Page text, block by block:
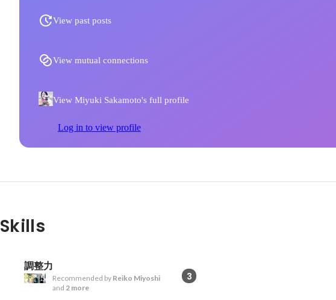
View past posts
View mutual connections
View Miyuki Sakamoto's full profile
Log in to view profile
Skills
調整力
3
Recommended by Reiko Miyoshi
and 2 more